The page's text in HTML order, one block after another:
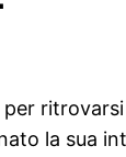
la sua